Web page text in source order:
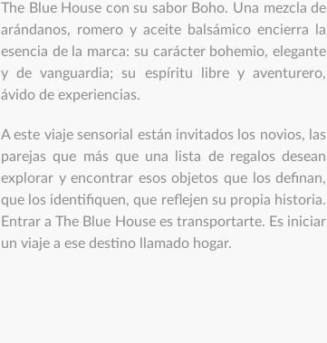
The Blue House con su sabor Boho. Una mezcla de
arándanos, romero y aceite balsámico encierra la
esencia de la marca: su carácter bohemio, elegante
y de vanguardia; su espíritu libre y aventurero,
ávido de experiencias.
A este viaje sensorial están invitados los novios, las
parejas que más que una lista de regalos desean
explorar y encontrar esos objetos que los definan,
que los identifiquen, que reflejen su propia historia.
Entrar a The Blue House es transportarte. Es iniciar
un viaje a ese destino llamado hogar.